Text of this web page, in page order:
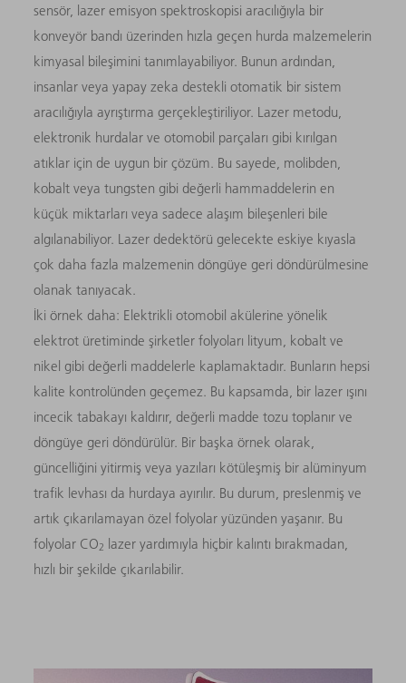
sensör, lazer emisyon spektroskopisi aracılığıyla bir
konveyör bandı üzerinden hızla geçen hurda malzemelerin
kimyasal bileşimini tanımlayabiliyor. Bunun ardından,
insanlar veya yapay zeka destekli otomatik bir sistem
aracılığıyla ayrıştırma gerçekleştiriliyor. Lazer metodu,
elektronik hurdalar ve otomobil parçaları gibi kırılgan
atıklar için de uygun bir çözüm. Bu sayede, molibden,
kobalt veya tungsten gibi değerli hammaddelerin en
küçük miktarları veya sadece alaşım bileşenleri bile
algılanabiliyor. Lazer dedektörü gelecekte eskiye kıyasla
çok daha fazla malzemenin döngüye geri döndürülmesine
olanak tanıyacak.
İki örnek daha: Elektrikli otomobil akülerine yönelik
elektrot üretiminde şirketler folyoları lityum, kobalt ve
nikel gibi değerli maddelerle kaplamaktadır. Bunların hepsi
kalite kontrolünden geçemez. Bu kapsamda, bir lazer ışını
incecik tabakayı kaldırır, değerli madde tozu toplanır ve
döngüye geri döndürülür. Bir başka örnek olarak,
güncelliğini yitirmiş veya yazıları kötüleşmiş bir alüminyum
trafik levhası da hurdaya ayırılır. Bu durum, preslenmiş ve
artık çıkarılamayan özel folyolar yüzünden yaşanır. Bu
folyolar CO2 lazer yardımıyla hiçbir kalıntı bırakmadan,
hızlı bir şekilde çıkarılabilir.